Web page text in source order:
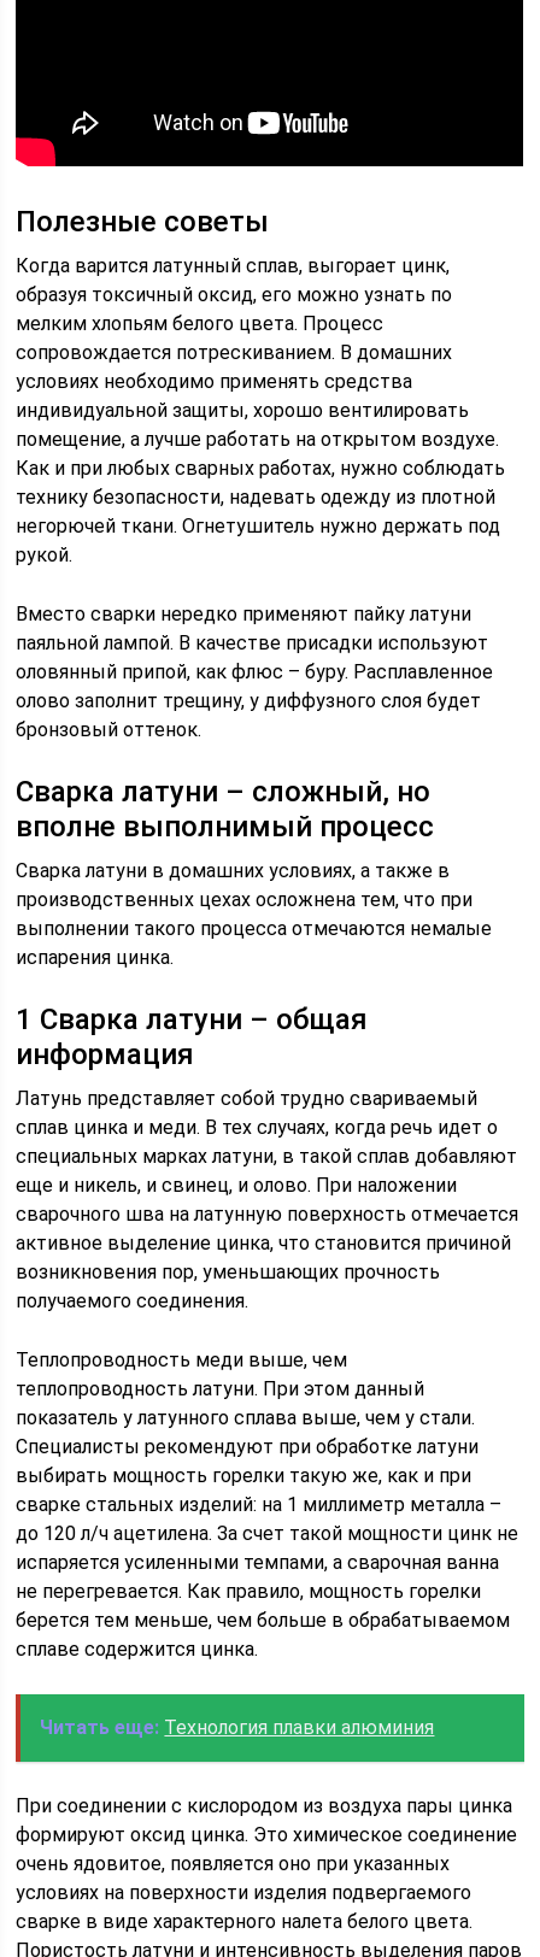
Полезные советы
Когда варится латунный сплав, выгорает цинк,
образуя токсичный оксид, его можно узнать по
мелким хлопьям белого цвета. Процесс
сопровождается потрескиванием. В домашних
условиях необходимо применять средства
индивидуальной защиты, хорошо вентилировать
помещение, а лучше работать на открытом воздухе.
Как и при любых сварных работах, нужно соблюдать
технику безопасности, надевать одежду из плотной
негорючей ткани. Огнетушитель нужно держать под
рукой.
Вместо сварки нередко применяют пайку латуни
паяльной лампой. В качестве присадки используют
оловянный припой, как флюс – буру. Расплавленное
олово заполнит трещину, у диффузного слоя будет
бронзовый оттенок.
Сварка латуни – сложный, но
вполне выполнимый процесс
Сварка латуни в домашних условиях, а также в
производственных цехах осложнена тем, что при
выполнении такого процесса отмечаются немалые
испарения цинка.
1 Сварка латуни – общая
информация
Латунь представляет собой трудно свариваемый
сплав цинка и меди. В тех случаях, когда речь идет о
специальных марках латуни, в такой сплав добавляют
еще и никель, и свинец, и олово. При наложении
сварочного шва на латунную поверхность отмечается
активное выделение цинка, что становится причиной
возникновения пор, уменьшающих прочность
получаемого соединения.
Теплопроводность меди выше, чем
теплопроводность латуни. При этом данный
показатель у латунного сплава выше, чем у стали.
Специалисты рекомендуют при обработке латуни
выбирать мощность горелки такую же, как и при
сварке стальных изделий: на 1 миллиметр металла –
до 120 л/ч ацетилена. За счет такой мощности цинк не
испаряется усиленными темпами, а сварочная ванна
не перегревается. Как правило, мощность горелки
берется тем меньше, чем больше в обрабатываемом
сплаве содержится цинка.
Читать еще: Технология плавки алюминия
При соединении с кислородом из воздуха пары цинка
формируют оксид цинка. Это химическое соединение
очень ядовитое, появляется оно при указанных
условиях на поверхности изделия подвергаемого
сварке в виде характерного налета белого цвета.
Пористость латуни и интенсивность выделения паров